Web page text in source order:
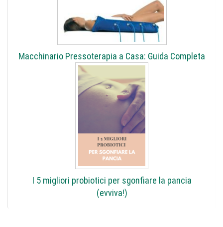
Macchinario Pressoterapia a Casa: Guida Completa
I 5 migliori probiotici per sgonfiare la pancia
(evviva!)